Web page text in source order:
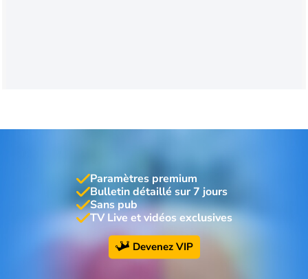
Paramètres premium
Bulletin détaillé sur 7 jours
Sans pub
TV Live et vidéos exclusives
Devenez VIP